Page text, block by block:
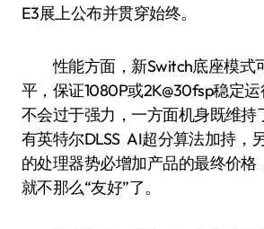
E3展上公布并贯穿始终。
性能方面，新Switch底座模式
平，保证1080P或2K@30fsp稳定
不会过于强力，一方面机身既维持
有英特尔DLSS AI超分算法加持，
的处理器势必增加产品的最终价格
就不那么“友好”了。